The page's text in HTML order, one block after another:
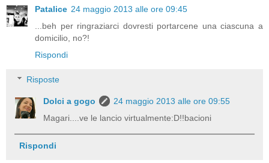
Patalice 24 maggio 2013 alle ore 09:45
...beh per ringraziarci dovresti portarcene una ciascuna a
domicilio, no?!
Rispondi
Risposte
Dolci a gogo
24 maggio 2013 alle ore 09:55
Magari....ve le lancio virtualmente:D!!bacioni
Rispondi